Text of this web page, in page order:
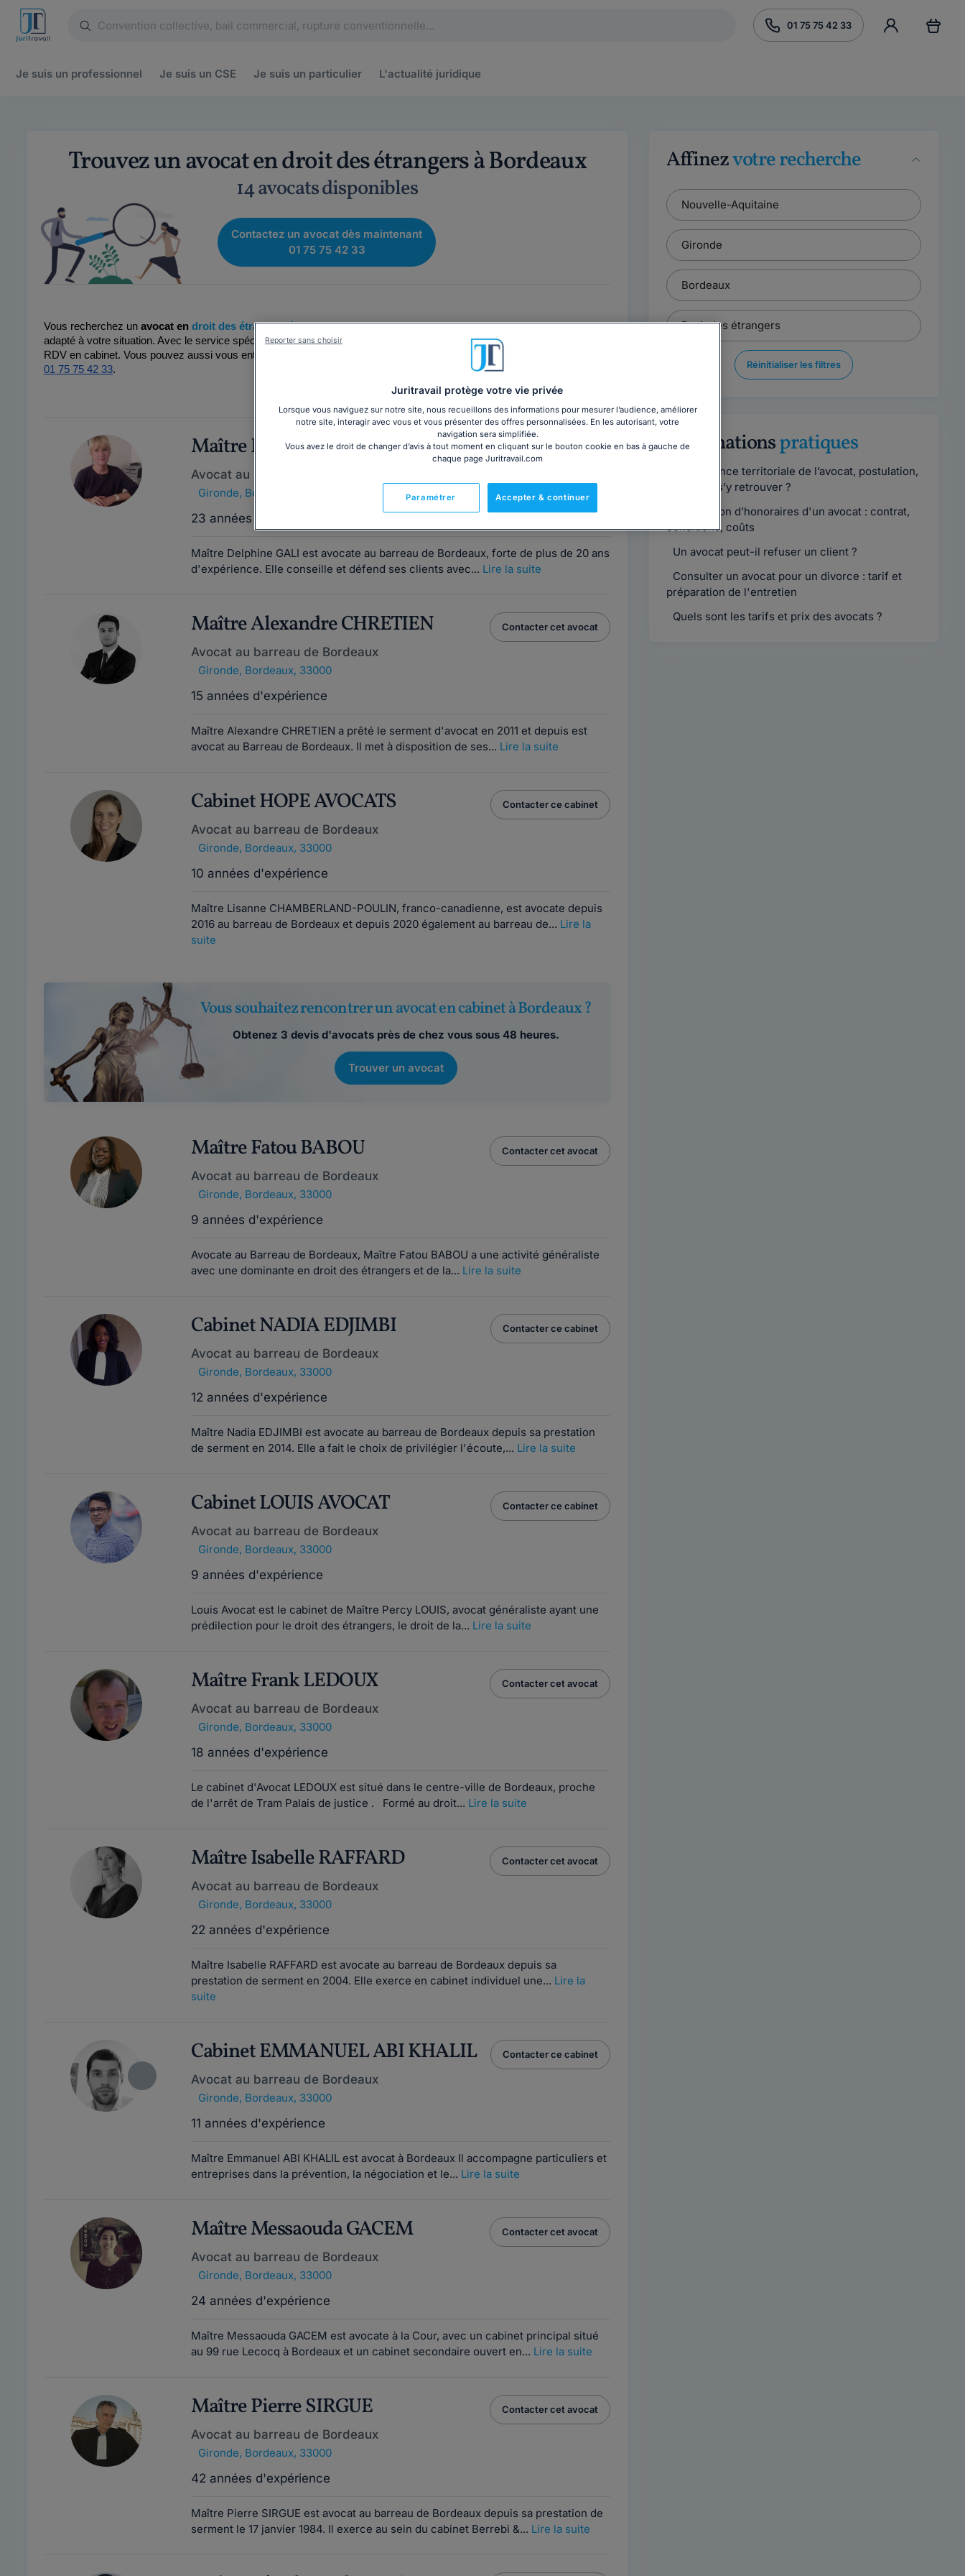
01 75 75 42 33
Je suis un professionnel Je suis un CSE Je suis un particulier L'actualité juridique
Trouvez un avocat en droit des étrangers à Bordeaux
14 avocats disponibles
Contactez un avocat dès maintenant
01 75 75 42 33
Vous recherchez un avocat en droit des étrangers à Bordeaux ? Trouvez sur l'annuaire Juritravail l'avocat le mieux
adapté à votre situation. Avec le service spécialisé Juritravail, recevez gratuitement jusqu'à 5 devis d'avocats pour un
01 75 75 42 33.
Maître Delphine GALI
Avocat au barreau de Bordeaux
Gironde, Bordeaux, 33000
23 années d'expérience
Contacter cet avocat
Maître Delphine GALI est avocate au barreau de Bordeaux, forte de plus de 20 ans
d'expérience. Elle conseille et défend ses clients avec... Lire la suite
Maître Alexandre CHRETIEN
Avocat au barreau de Bordeaux
Gironde, Bordeaux, 33000
15 années d'expérience
Contacter cet avocat
Maître Alexandre CHRETIEN a prêté le serment d'avocat en 2011 et depuis est
avocat au Barreau de Bordeaux. Il met à disposition de ses... Lire la suite
Cabinet HOPE AVOCATS
Avocat au barreau de Bordeaux
Gironde, Bordeaux, 33000
10 années d'expérience
Contacter ce cabinet
Maître Lisanne CHAMBERLAND-POULIN, franco-canadienne, est avocate depuis
2016 au barreau de Bordeaux et depuis 2020 également au barreau de... Lire la
suite
Vous souhaitez rencontrer un avocat en cabinet à Bordeaux ?
Obtenez 3 devis d'avocats près de chez vous sous 48 heures.
Trouver un avocat
Maître Fatou BABOU
Avocat au barreau de Bordeaux
Gironde, Bordeaux, 33000
9 années d'expérience
Contacter cet avocat
Avocate au Barreau de Bordeaux, Maître Fatou BABOU a une activité généraliste
avec une dominante en droit des étrangers et de la... Lire la suite
Cabinet NADIA EDJIMBI
Avocat au barreau de Bordeaux
Gironde, Bordeaux, 33000
12 années d'expérience
Contacter ce cabinet
Maître Nadia EDJIMBI est avocate au barreau de Bordeaux depuis sa prestation
de serment en 2014. Elle a fait le choix de privilégier l'écoute,... Lire la suite
Cabinet LOUIS AVOCAT
Avocat au barreau de Bordeaux
Gironde, Bordeaux, 33000
9 années d'expérience
Contacter ce cabinet
Louis Avocat est le cabinet de Maître Percy LOUIS, avocat généraliste ayant une
prédilection pour le droit des étrangers, le droit de la... Lire la suite
Maître Frank LEDOUX
Avocat au barreau de Bordeaux
Gironde, Bordeaux, 33000
18 années d'expérience
Contacter cet avocat
Le cabinet d'Avocat LEDOUX est situé dans le centre-ville de Bordeaux, proche
de l'arrêt de Tram Palais de justice . Formé au droit... Lire la suite
Maître Isabelle RAFFARD
Avocat au barreau de Bordeaux
Gironde, Bordeaux, 33000
22 années d'expérience
Contacter cet avocat
Maître Isabelle RAFFARD est avocate au barreau de Bordeaux depuis sa
prestation de serment en 2004. Elle exerce en cabinet individuel une... Lire la
suite
Cabinet EMMANUEL ABI KHALIL
Avocat au barreau de Bordeaux
Gironde, Bordeaux, 33000
11 années d'expérience
Contacter ce cabinet
Maître Emmanuel ABI KHALIL est avocat à Bordeaux Il accompagne particuliers et
entreprises dans la prévention, la négociation et le... Lire la suite
Maître Messaouda GACEM
Avocat au barreau de Bordeaux
Gironde, Bordeaux, 33000
24 années d'expérience
Contacter cet avocat
Maître Messaouda GACEM est avocate à la Cour, avec un cabinet principal situé
au 99 rue Lecocq à Bordeaux et un cabinet secondaire ouvert en... Lire la suite
Maître Pierre SIRGUE
Avocat au barreau de Bordeaux
Gironde, Bordeaux, 33000
42 années d'expérience
Contacter cet avocat
Maître Pierre SIRGUE est avocat au barreau de Bordeaux depuis sa prestation de
serment le 17 janvier 1984. Il exerce au sein du cabinet Berrebi &... Lire la suite
Affinezvotre recherche
Réinitialiser les filtres
Informationspratiques
Compétence territoriale de l’avocat, postulation,
comment s’y retrouver ?
Convention d’honoraires d'un avocat : contrat,
conditions, coûts
Un avocat peut-il refuser un client ?
Consulter un avocat pour un divorce : tarif et
préparation de l'entretien
Quels sont les tarifs et prix des avocats ?
Juritravail protège votre vie privée
Lorsque vous naviguez sur notre site, nous recueillons des informations pour mesurer l’audience, améliorer
notre site, interagir avec vous et vous présenter des offres personnalisées. En les autorisant, votre
navigation sera simplifiée.
Vous avez le droit de changer d’avis à tout moment en cliquant sur le bouton cookie en bas à gauche de
chaque page Juritravail.com
Accepter & continuer
Paramétrer
Reporter sans choisir